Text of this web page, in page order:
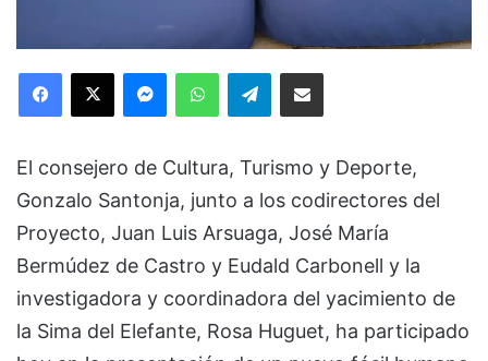
Facebook
X MessengerWhatsAppTelegramCompartir via Email
El consejero de Cultura, Turismo y Deporte,
Gonzalo Santonja, junto a los codirectores del
Proyecto, Juan Luis Arsuaga, José María
Bermúdez de Castro y Eudald Carbonell y la
investigadora y coordinadora del yacimiento de
la Sima del Elefante, Rosa Huguet, ha participado